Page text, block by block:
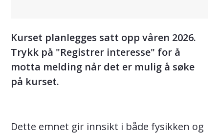
Kurset planlegges satt opp våren 2026.
Trykk på "Registrer interesse" for å
motta melding når det er mulig å søke
på kurset.
Dette emnet gir innsikt i både fysikken og